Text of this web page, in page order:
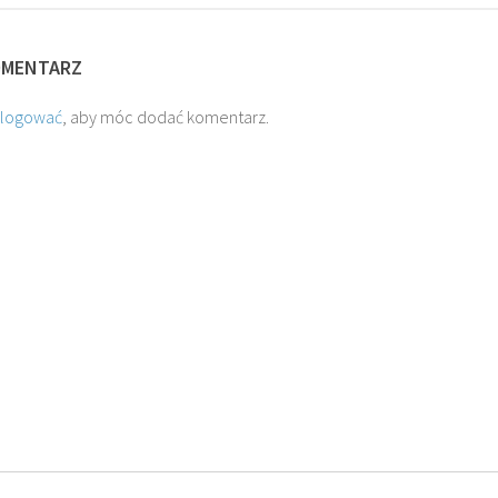
, aby móc dodać komentarz.